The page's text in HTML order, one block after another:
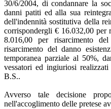
30/6/2004, di condannare la
danni patiti ed alla sua
dell'indennità sostitutiva della
corrispondergli € 16.032,00 per
8.016,00 per risarcimento
risarcimento del danno
temporanea parziale al 50%,
vessatori ed ingiuriosi
B.S..
Avverso tale decisione
nell'accoglimento delle pretese